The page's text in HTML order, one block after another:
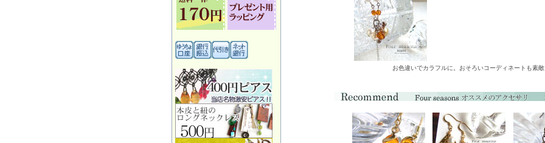
お色違いでカラフルに。おそろいコーディネートも素敵